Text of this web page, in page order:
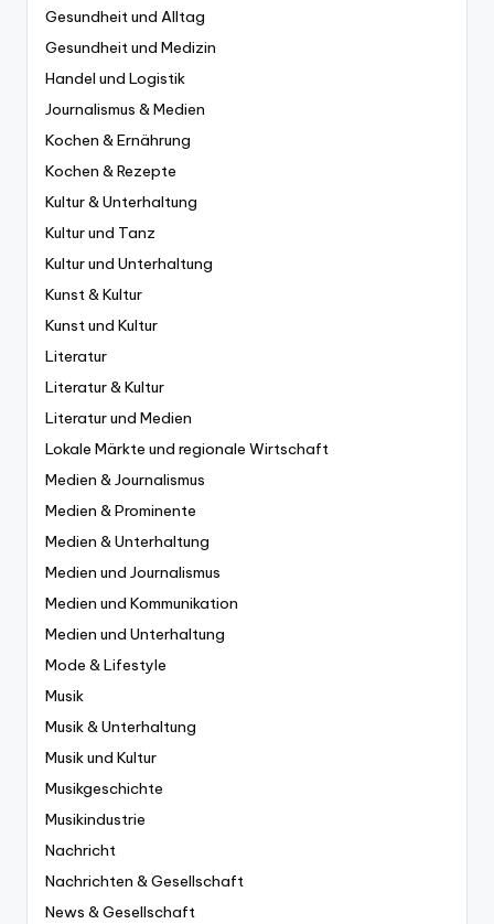
Gesundheit und Alltag
Gesundheit und Medizin
Handel und Logistik
Journalismus & Medien
Kochen & Ernährung
Kochen & Rezepte
Kultur & Unterhaltung
Kultur und Tanz
Kultur und Unterhaltung
Kunst & Kultur
Kunst und Kultur
Literatur
Literatur & Kultur
Literatur und Medien
Lokale Märkte und regionale Wirtschaft
Medien & Journalismus
Medien & Prominente
Medien & Unterhaltung
Medien und Journalismus
Medien und Kommunikation
Medien und Unterhaltung
Mode & Lifestyle
Musik
Musik & Unterhaltung
Musik und Kultur
Musikgeschichte
Musikindustrie
Nachricht
Nachrichten & Gesellschaft
News & Gesellschaft